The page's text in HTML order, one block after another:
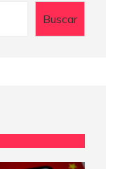
Buscar